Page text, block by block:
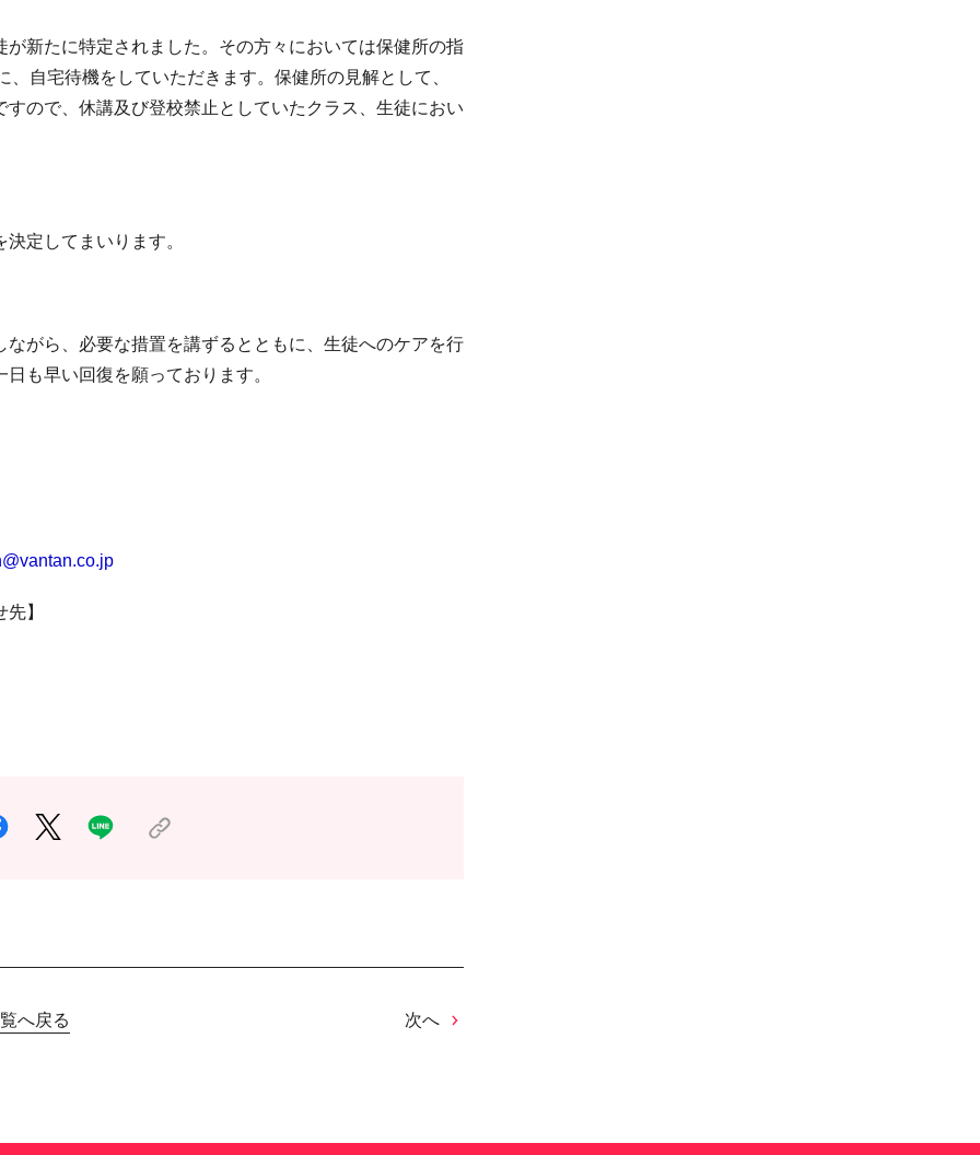
新たに特定されました。その方々においては保健所の指
自宅待機をしていただきます。保健所の見解として、
ので、休講及び登校禁止としていたクラス、生徒におい
定してまいります。
がら、必要な措置を講ずるとともに、生徒へのケアを行
も早い回復を願っております。
】
へ戻る 次へ